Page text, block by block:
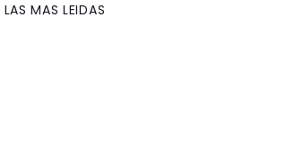
LAS MAS LEIDAS